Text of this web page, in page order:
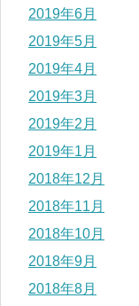
2019年6月
2019年5月
2019年4月
2019年3月
2019年2月
2019年1月
2018年12月
2018年11月
2018年10月
2018年9月
2018年8月